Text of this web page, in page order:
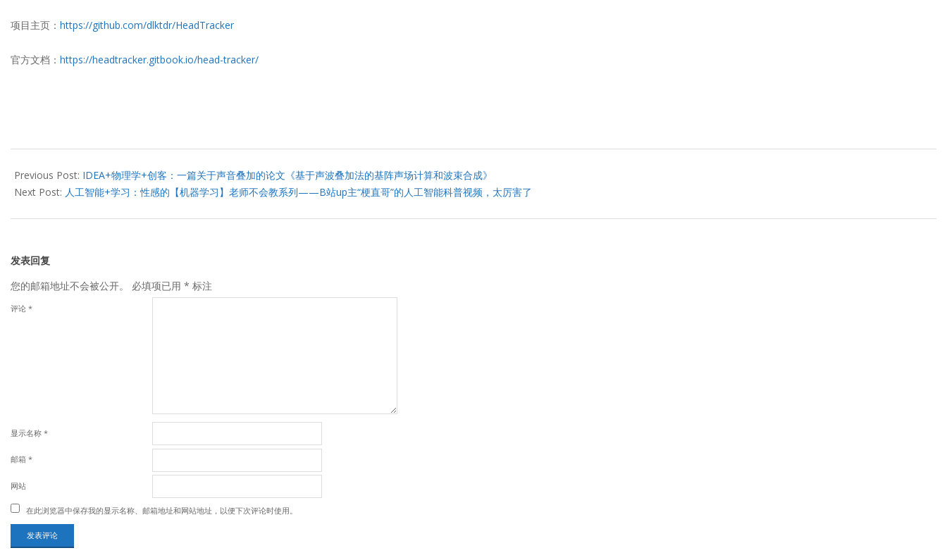
项目主页： https://github.com/dlktdr/HeadTracker
官方文档： https://headtracker.gitbook.io/head-tracker/
04-
24
Previous Post: IDEA+物理学+创客：一篇关于声音叠加的论文《基于声波叠加法的基阵声场计算和波束合成》
Next Post: 人工智能+学习：性感的【机器学习】老师不会教系列——B站up主“梗直哥”的人工智能科普视频，太厉害了
发表回复
您的邮箱地址不会被公开。
必填项已用 * 标注
评论 *
显示名称 *
邮箱 *
网站
在此浏览器中保存我的显示名称、邮箱地址和网站地址，以便下次评论时使用。